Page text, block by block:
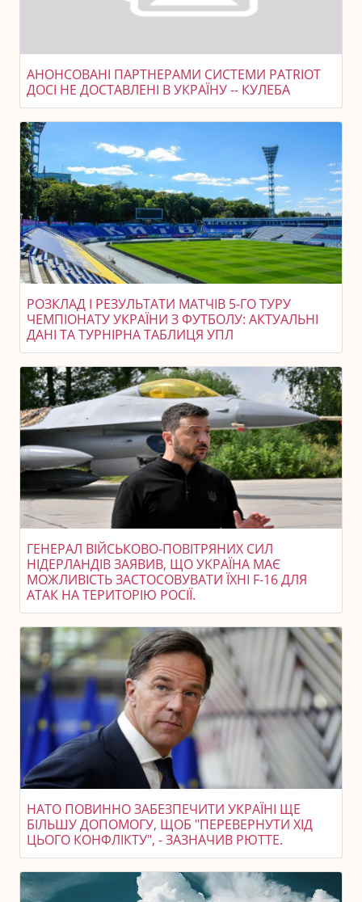
АНОНСОВАНІ ПАРТНЕРАМИ СИСТЕМИ PATRIOT
ДОСІ НЕ ДОСТАВЛЕНІ В УКРАЇНУ -- КУЛЕБА
РОЗКЛАД І РЕЗУЛЬТАТИ МАТЧІВ 5-ГО ТУРУ
ЧЕМПІОНАТУ УКРАЇНИ З ФУТБОЛУ: АКТУАЛЬНІ
ДАНІ ТА ТУРНІРНА ТАБЛИЦЯ УПЛ
ГЕНЕРАЛ ВІЙСЬКОВО-ПОВІТРЯНИХ СИЛ
НІДЕРЛАНДІВ ЗАЯВИВ, ЩО УКРАЇНА МАЄ
МОЖЛИВІСТЬ ЗАСТОСОВУВАТИ ЇХНІ F-16 ДЛЯ
АТАК НА ТЕРИТОРІЮ РОСІЇ.
НАТО ПОВИННО ЗАБЕЗПЕЧИТИ УКРАЇНІ ЩЕ
БІЛЬШУ ДОПОМОГУ, ЩОБ "ПЕРЕВЕРНУТИ ХІД
ЦЬОГО КОНФЛІКТУ", - ЗАЗНАЧИВ РЮТТЕ.